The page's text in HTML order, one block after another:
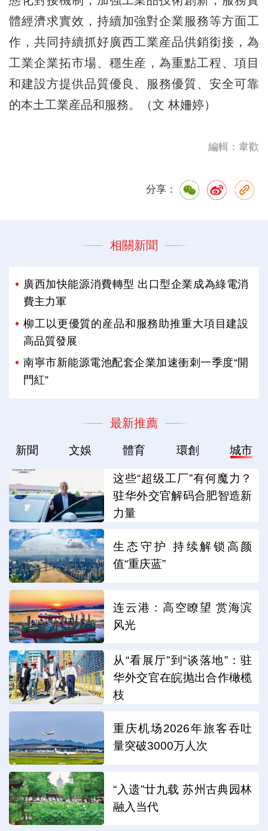
體經濟求實效，持續加強對企業服務等方面工
作，共同持續抓好廣西工業産品供銷銜接，為
工業企業拓市場、穩生産，為重點工程、項目
和建設方提供品質優良、服務優質、安全可靠
的本土工業産品和服務。（文 林姍婷）
編輯：韋歡
分享：
相關新聞
廣西加快能源消費轉型 出口型企業成為綠電消
費主力軍
柳工以更優質的産品和服務助推重大項目建設
高品質發展
南寧市新能源電池配套企業加速衝刺一季度“開
門紅”
最新推薦
新聞 文娛 體育 環創 城市
这些“超级工厂”有何魔力？
驻华外交官解码合肥智造新
力量
生态守护 持续解锁高颜
值“重庆蓝”
连云港：高空瞭望 赏海滨
风光
从“看展厅”到“谈落地”：驻
华外交官在皖抛出合作橄榄
枝
重庆机场2026年旅客吞吐
量突破3000万人次
“入遗”廿九载 苏州古典园林
融入当代